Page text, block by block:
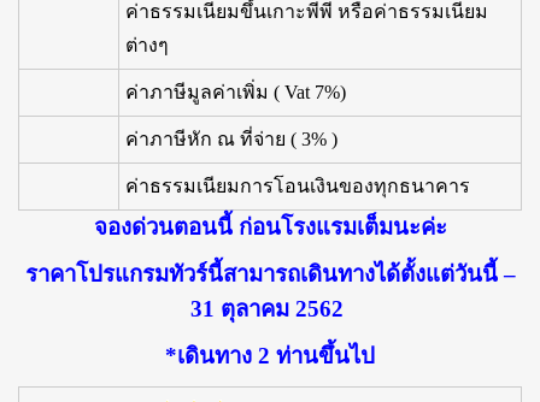
ค่าธรรมเนียมขึ้นเกาะพีพี หรือค่าธรรมเนียม
ต่างๆ
ค่าภาษีมูลค่าเพิ่ม ( Vat 7%)
ค่าภาษีหัก ณ ที่จ่าย ( 3% )
ค่าธรรมเนียมการโอนเงินของทุกธนาคาร
จองด่วนตอนนี้ ก่อนโรงแรมเต็มนะค่ะ
ราคาโปรแกรมทัวร์นี้สามารถเดินทางได้ตั้งแต่วันนี้ –
31 ตุลาคม 2562
*เดินทาง 2 ท่านขึ้นไป